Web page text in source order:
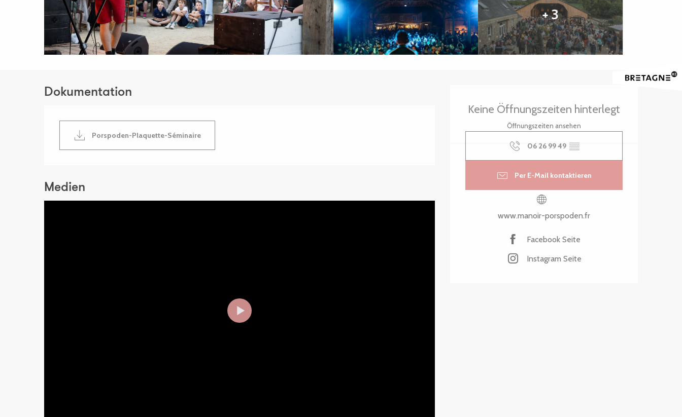
+ 3
Öffnungszeiten &
Keine Öffnungszeiten hinterlegt
Öffnungszeiten ansehen
06 26 99 49 ▒▒
Per E-Mail kontaktieren
www.manoir-porspoden.fr
Facebook Seite
Instagram Seite
Dokumentation
Porspoden-Plaquette-Séminaire
Medien